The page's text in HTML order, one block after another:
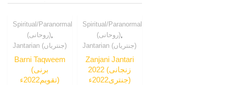
Spiritual/Paranormal
(روحانی),
Jantarian (جنتریاں)
Barni Taqweem
(برنی
تقویم2022ء)
Spiritual/Paranormal
(روحانی),
Jantarian (جنتریاں)
Zanjani Jantari
2022 (زنجانی
جنتری2022ء)